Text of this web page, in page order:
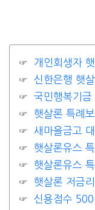
개인회생자
신한은행 햇
국민행복기
햇살론 특례
새마을금고
햇살론유스
햇살론유스
햇살론 저금
신용점수